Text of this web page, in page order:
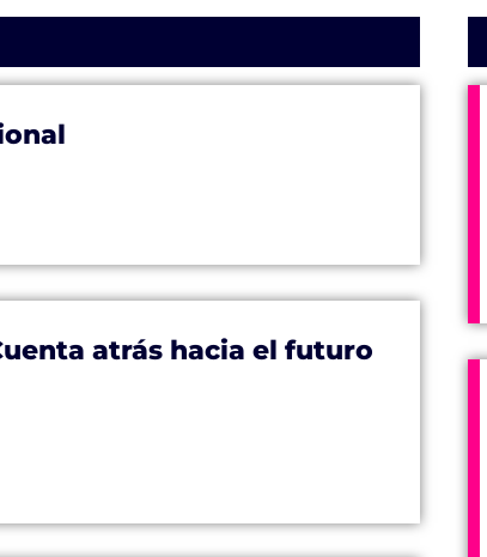
atrás hacia el futuro